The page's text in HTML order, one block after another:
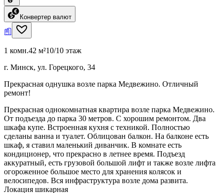
Конвертер валют
1 комн.42 м²10/10 этаж
г. Минск, ул. Горецкого, 34
Прекрасная однушка возле парка Медвежино. Отличный
ремонт!
Прекрасная однокомнатная квартира возле парка Медвежино.
От подъезда до парка 30 метров. С хорошим ремонтом. Два
шкафа купе. Встроенная кухня с техникой. Полностью
сделаны ванна и туалет. Облицован балкон. На балконе есть
шкаф, я ставил маленький диванчик. В комнате есть
кондиционер, что прекрасно в летнее время. Подъезд
аккуратный, есть грузовой большой лифт и также возле лифта
огороженное большое место для хранения колясок и
велосипедов. Вся инфраструктура возле дома развита.
Локация шикарная